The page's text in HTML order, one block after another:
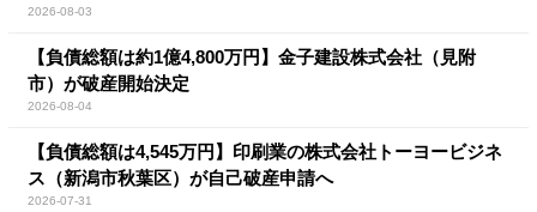
2026-08-03
【負債総額は約1億4,800万円】金子建設株式会社（見附
市）が破産開始決定
2026-08-04
【負債総額は4,545万円】印刷業の株式会社トーヨービジネ
ス（新潟市秋葉区）が自己破産申請へ
2026-07-31